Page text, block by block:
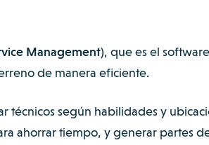
Management), que es el software
de manera eficiente.
técnicos según habilidades y
ahorrar tiempo, y generar partes